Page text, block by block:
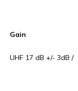
Gain
UHF 17 dB +/- 3dB /